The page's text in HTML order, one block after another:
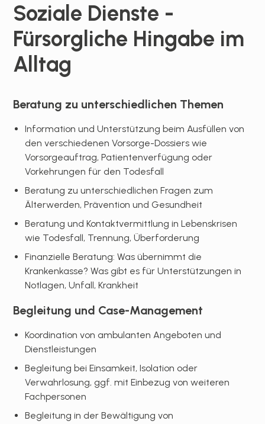
Soziale Dienste -
Fürsorgliche Hingabe im
Alltag
Beratung zu unterschiedlichen Themen
Information und Unterstützung beim Ausfüllen von
den verschiedenen Vorsorge-Dossiers wie
Vorsorgeauftrag, Patientenverfügung oder
Vorkehrungen für den Todesfall
Beratung zu unterschiedlichen Fragen zum
Älterwerden, Prävention und Gesundheit
Beratung und Kontaktvermittlung in Lebenskrisen
wie Todesfall, Trennung, Überforderung
Finanzielle Beratung: Was übernimmt die
Krankenkasse? Was gibt es für Unterstützungen in
Notlagen, Unfall, Krankheit
Begleitung und Case-Management
Koordination von ambulanten Angeboten und
Dienstleistungen
Begleitung bei Einsamkeit, Isolation oder
Verwahrlosung, ggf. mit Einbezug von weiteren
Fachpersonen
Begleitung in der Bewältigung von